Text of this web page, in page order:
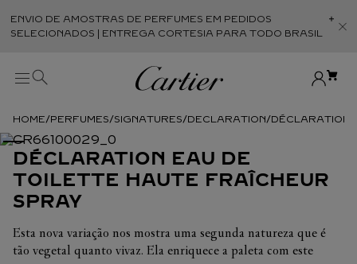
ENVIO DE AMOSTRAS DE PERFUMES EM PEDIDOS
SELECIONADOS | ENTREGA CORTESIA PARA TODO BRASIL
PERFUMES SIGNATURES DECLARATION DÉCLARATION
DÉCLARATION EAU DE
TOILETTE HAUTE FRAÎCHEUR
SPRAY
Esta nova variação nos mostra uma segunda natureza que é
tão vegetal quanto vivaz. Ela enriquece a paleta com este